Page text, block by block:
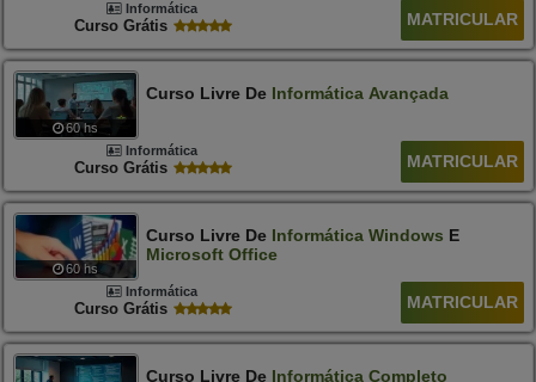
Informática
Curso Grátis MATRICULAR
60 hs
Curso Livre De Informática Avançada
Informática
Curso Grátis MATRICULAR
60 hs
Curso Livre De Informática Windows E
Microsoft Office
Informática
Curso Grátis MATRICULAR
Curso Livre De Informática Completo